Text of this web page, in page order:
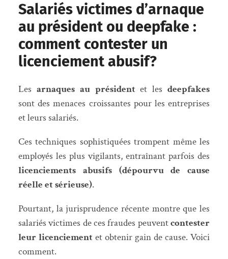
Salariés victimes d’arnaque
au président ou deepfake :
comment contester un
licenciement abusif?
Les arnaques au président et lesdeepfakes
sont des menaces croissantes pour les entreprises
et leurs salariés.
Ces techniques sophistiquées trompent même les
employés les plus vigilants, entraînant parfois des
licenciements abusifs (dépourvu de cause
réelle et sérieuse).
Pourtant, la jurisprudence récente montre que les
salariés victimes de ces fraudes peuventcontester
leur licenciement et obtenir gain de cause. Voici
comment.